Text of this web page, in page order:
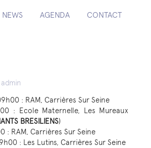
NEWS AGENDA CONTACT
: RAM, Carrières Sur Seine
: Ecole Maternelle, Les Mureaux
BRESILIENS)
: RAM, Carrières Sur Seine
: Les Lutins, Carrières Sur Seine